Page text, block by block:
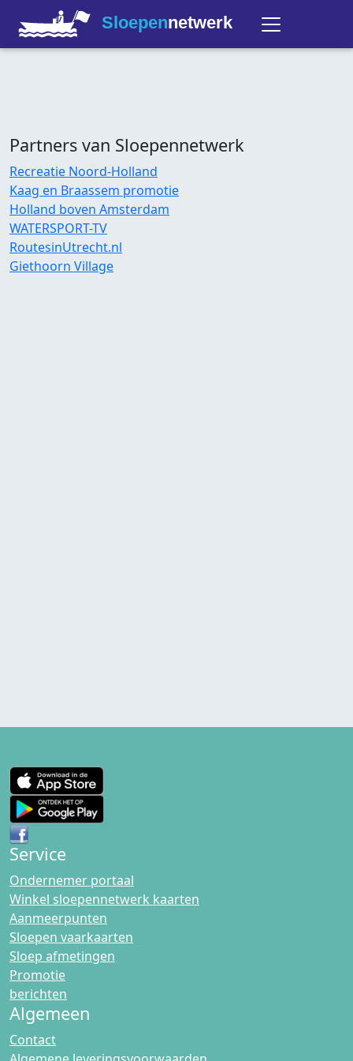
Sloepennetwerk
Partners van Sloepennetwerk
Recreatie Noord-Holland
Kaag en Braassem promotie
Holland boven Amsterdam
WATERSPORT-TV
RoutesinUtrecht.nl
Giethoorn Village
Service
Ondernemer portaal
Winkel sloepennetwerk kaarten
Aanmeerpunten
Sloepen vaarkaarten
Sloep afmetingen
Promotie
berichten
Algemeen
Contact